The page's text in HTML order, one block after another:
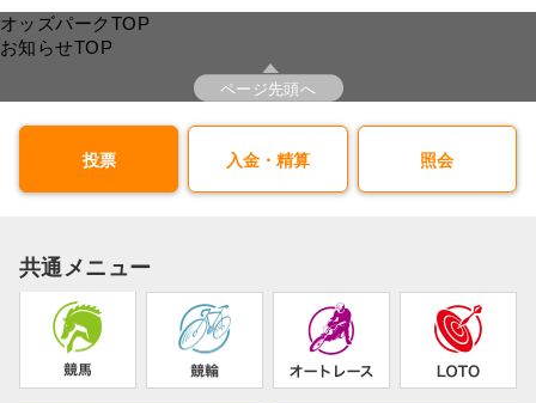
オッズパークTOP
お知らせTOP
ページ先頭へ
投票 入金・精算 照会
共通メニュー